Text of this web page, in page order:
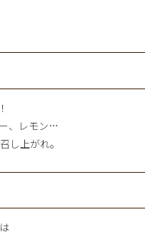
、レモン…
し上がれ。